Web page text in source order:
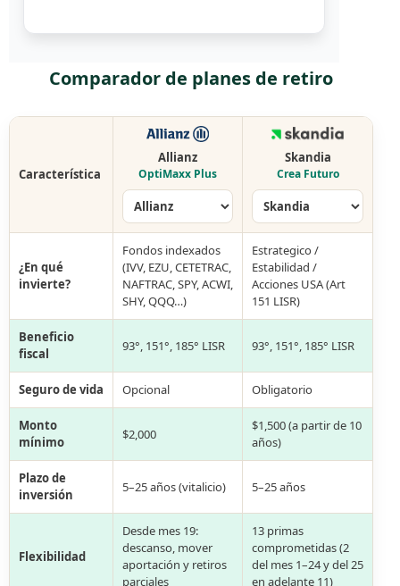
Comparador de planes de retiro
Característica
Allianz
OptiMaxx Plus
Skandia
Crea Futuro
¿En qué
invierte?
Fondos indexados
(IVV, EZU, CETETRAC,
NAFTRAC, SPY, ACWI,
SHY, QQQ…)
Estrategico /
Estabilidad /
Acciones USA (Art
151 LISR)
Beneficio
fiscal
93°, 151°, 185° LISR 93°, 151°, 185° LISR
Seguro de vida Opcional Obligatorio
Monto
mínimo
$2,000
$1,500 (a partir de 10
años)
Plazo de
inversión
5–25 años (vitalicio) 5–25 años
Flexibilidad
Desde mes 19:
descanso, mover
aportación y retiros
parciales
13 primas
comprometidas (2
del mes 1–24 y del 25
en adelante 11)